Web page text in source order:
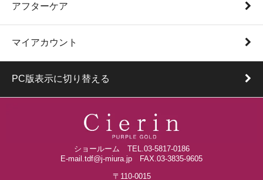
アフターケア
マイアカウント
PC版表示に切り替える
ショールーム TEL.03-5817-0186
E-mail.tdf@j-miura.jp FAX.03-3835-9605
〒110-0015